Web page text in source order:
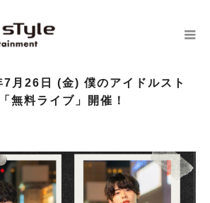
月26日 (金) 僕のアイドルスト
無料ライブ」開催！